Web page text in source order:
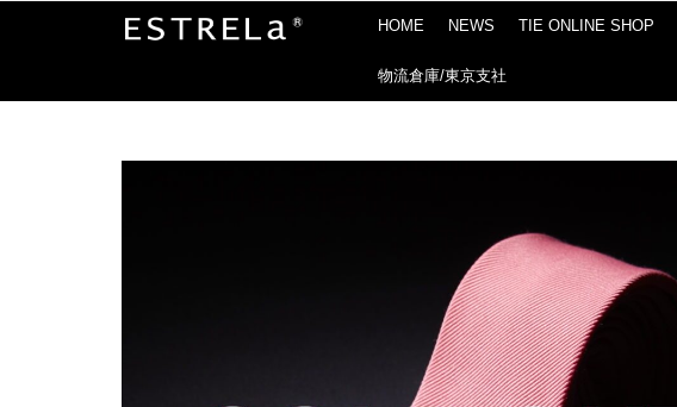
HOME NEWS TIE ONLINE SHOP
物流倉庫/東京支社